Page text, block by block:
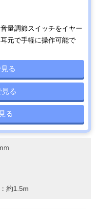
量調節スイッチをイヤー
元で手軽に操作可能で
る
る
る
：約1.5m